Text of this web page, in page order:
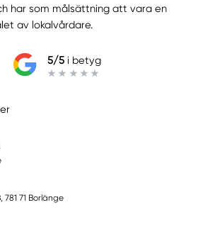
har som målsättning att vara en
av lokalvårdare.
5/5i betyg
71 Borlänge